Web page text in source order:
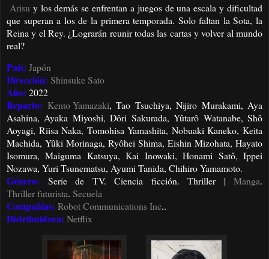
Arisu y los demás se enfrentan a juegos de una escala y dificultad
que superan a los de la primera temporada. Solo faltan la Sota, la
Reina y el Rey. ¿Lograrán reunir todas las cartas y volver al mundo
real?
País: Japón
Dirección: Shinsuke Sato
Año: 2022
Reparto: Kento Yamazaki, Tao Tsuchiya, Nijiro Murakami, Aya
Asahina, Ayaka Miyoshi, Dôri Sakurada, Yûtarô Watanabe, Shô
Aoyagi, Riisa Naka, Tomohisa Yamashita, Nobuaki Kaneko, Keita
Machida, Yûki Morinaga, Ryôhei Shima, Eishin Mizohata, Hayato
Isomura, Maiguma Katsuya, Kai Inowaki, Honami Satô, Ippei
Nozawa, Yuri Tsunematsu, Ayumi Tanida, Chihiro Yamamoto.
Género: Serie de TV. Ciencia ficción. Thriller | Manga.
Thriller futurista. Secuela
Compañías: Robot Communications Inc..
Distribuidora: Netflix